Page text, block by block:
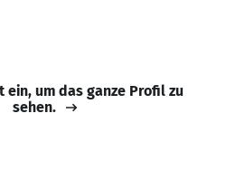
ein, um das ganze Profil zu
sehen.